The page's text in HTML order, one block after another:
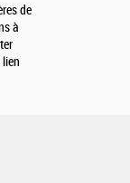
de
à